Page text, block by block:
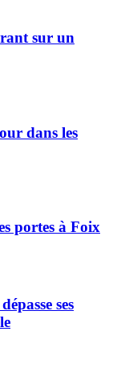
sur un
dans les
portes à Foix
ses